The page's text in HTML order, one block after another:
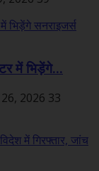
में भिड़ेंगे...
2026 33